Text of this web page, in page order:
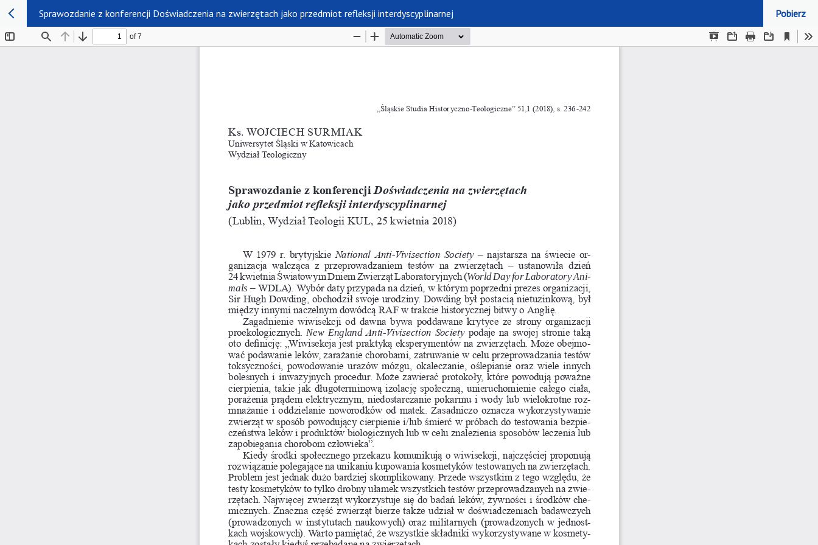
Sprawozdanie z konferencji Doświadczenia na zwierzętach jako przedmiot refleksji interdyscyplinarnej Pobierz